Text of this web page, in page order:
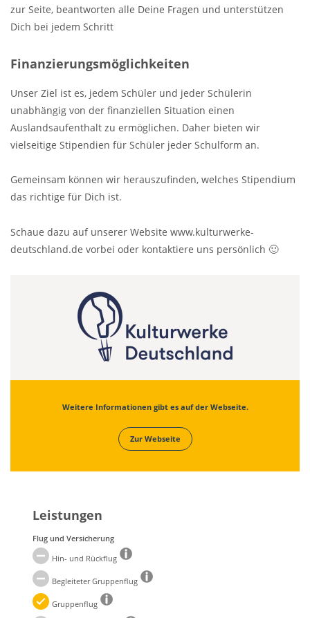
zur Seite, beantworten alle Deine Fragen und unterstützen
Dich bei jedem Schritt
Finanzierungsmöglichkeiten
Unser Ziel ist es, jedem Schüler und jeder Schülerin
unabhängig von der finanziellen Situation einen
Auslandsaufenthalt zu ermöglichen. Daher bieten wir
vielseitige Stipendien für Schüler jeder Schulform an.
Gemeinsam können wir herauszufinden, welches Stipendium
das richtige für Dich ist.
Schaue dazu auf unserer Website www.kulturwerke-
deutschland.de vorbei oder kontaktiere uns persönlich 🙂
Weitere Informationen gibt es auf der Webseite.
Zur Webseite
Leistungen
Flug und Versicherung
Hin- und Rückflug
Begleiteter Gruppenflug
Gruppenflug